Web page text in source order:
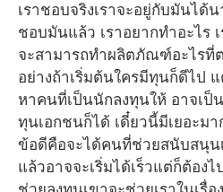
เราชอบจริงเราจะอยู่กับมันได้
ชอบมันแล้ว เราอยากทำอะไร
จะสามารถทำผลิตภัณฑ์อะไรที่
อย่างถ้าเริ่มต้นใครมีทุนก็ดีไป
หาคนที่เป็นนักลงทุนให้ อาจเป็
ทุนเอกชนก็ได้ เดี๋ยวนี้มีเยอะม
ข้อดีคือจะได้คนที่ช่วยสนับสนุน
แล้วอาจจะเริ่มได้เร็วแต่ก็ต้อง